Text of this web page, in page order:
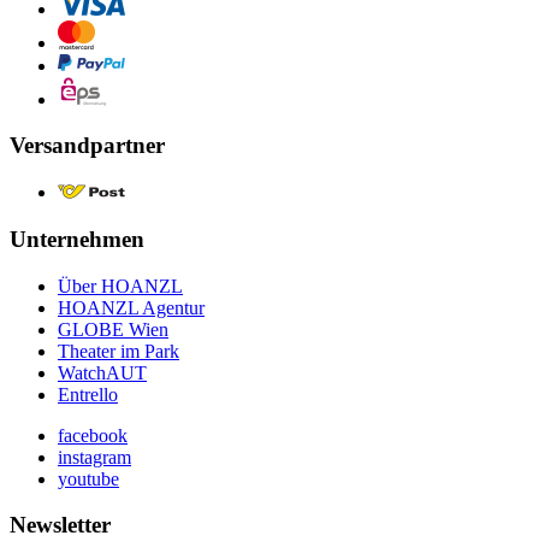
Versandpartner
Unternehmen
Über HOANZL
HOANZL Agentur
GLOBE Wien
Theater im Park
WatchAUT
Entrello
facebook
instagram
youtube
Newsletter